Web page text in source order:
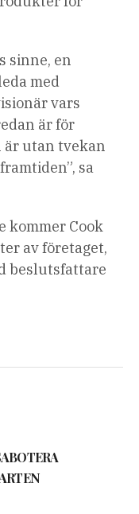
sinne, en
med
vars
är för
är utan tvekan
sa
kommer Cook
av företaget,
beslutsfattare